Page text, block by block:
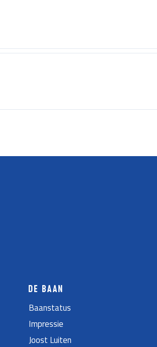
DE BAAN
Baanstatus
Impressie
Joost Luiten